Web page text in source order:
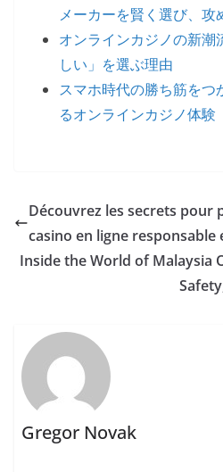
メーカーを賢く選び、攻
オンラインカジノの新潮
しい」を選ぶ理由
スマホ時代の勝ち筋をつ
るオンラインカジノ体験
Découvrez les secrets pour
casino en ligne responsable
Inside the World of Malaysia
Gregor Novak